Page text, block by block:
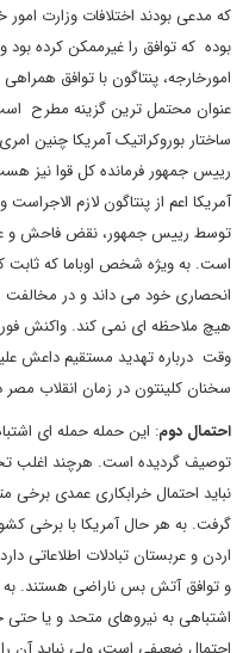
که مدعی بودند اختلافات وزارت
بوده که توافق را غیرممکن کرده بود
امورخارجه، پنتاگون با توافق
عنوان محتمل ترین گزینه مطرح
ساختار بوروکراتیک آمریکا چنین
رییس جمهور فرمانده کل قوا نیز
آمریکا اعم از پنتاگون لازم
توسط رییس جمهور، نقض فاحش و
است. به ویژه شخص اوباما که
انحصاری خود می داند و در
هیچ ملاحظه ای نمی کند. واکنش
وقت درباره تهدید مستقیم داعش
سخنان کلینتون در زمان انقلاب
احتمال دوم: این حمله حمله ای
توصیف گردیده است. هرچند اغلب
نباید احتمال خرابکاری عمدی برخی
گرفت. به هر حال آمریکا با برخی
اردن و عربستان تبادلات اطلاعاتی
و توافق آتش بس ناراضی هستند. به
اشتباهی به نیروهای متحد و یا